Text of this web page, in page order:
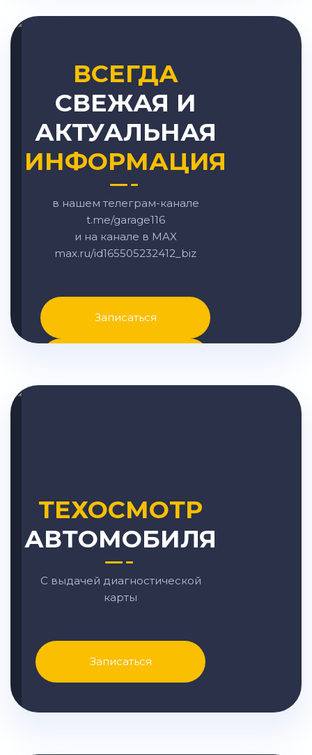
ВСЕГДА
СВЕЖАЯ И
АКТУАЛЬНАЯ
ИНФОРМАЦИЯ
в нашем телеграм-канале
t.me/garage116
и на канале в MAX
max.ru/id165505232412_biz
Записаться
ТЕХОСМОТР
АВТОМОБИЛЯ
С выдачей диагностической
карты
Записаться